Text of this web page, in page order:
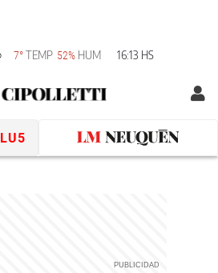
7° TEMP 52% HUM 16:13 HS
LU5